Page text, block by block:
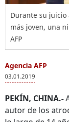
Durante su juicio
más joven, una
AFP
Agencia AFP
03.01.2019
PEKÍN, CHINA.-
autor de los